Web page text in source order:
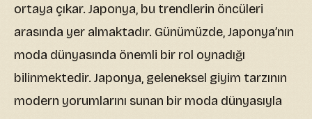
ortaya çıkar. Japonya, bu trendlerin öncüleri
arasında yer almaktadır. Günümüzde, Japonya’nın
moda dünyasında önemli bir rol oynadığı
bilinmektedir. Japonya, geleneksel giyim tarzının
modern yorumlarını sunan bir moda dünyasıyla